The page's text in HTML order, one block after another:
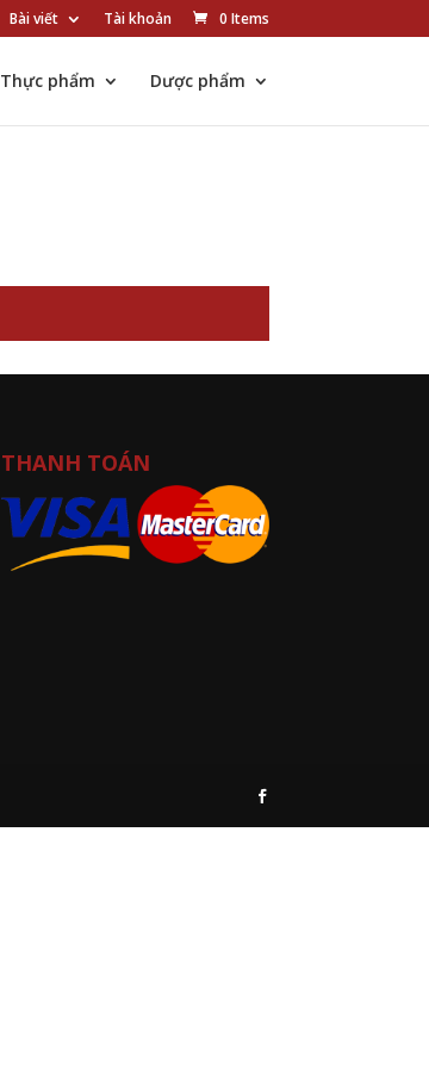
Bài viết Tài khoản 0 Items
Thực phẩm Dược phẩm
THANH TOÁN